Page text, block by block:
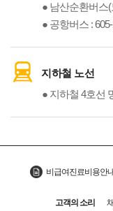
● 남산순환버스
● 공항버스 :
지하철 노선
● 지하철 4호선
비급여진료비용안
고객의 소리